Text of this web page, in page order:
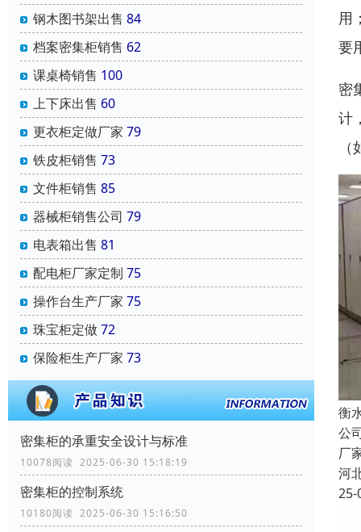
钢木图书架出售 84
档案密集柜销售 62
课桌椅销售 100
上下床出售 60
更衣柜定做厂家 79
铁皮柜销售 73
文件柜销售 85
器械柜销售公司 79
电表箱出售 81
配电柜厂家定制 75
操作台生产厂家 75
珠宝柜定做72
保险柜生产厂家 73
密集柜的承重安全设计与标准
10078阅读 2025-06-30 15:18:19
密集柜的控制系统
10180阅读 2025-06-30 15:16:50
用
要
密
计
衡
公
厂
河
25-